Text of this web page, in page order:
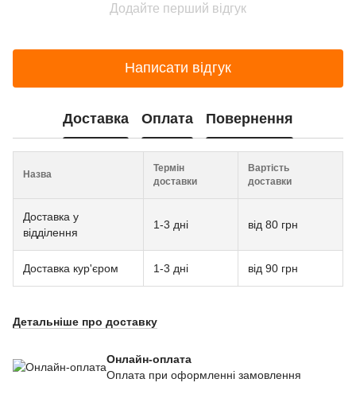
Додайте перший відгук
Написати відгук
Доставка Оплата Повернення
Назва
Термін
доставки
Вартість
доставки
Доставка у
відділення
1-3 дні від 80 грн
Доставка кур'єром 1-3 дні від 90 грн
Детальніше про доставку
Онлайн-оплата
Оплата при оформленні замовлення